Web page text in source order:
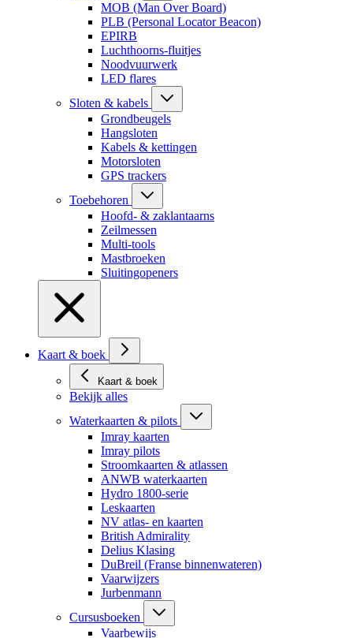
MOB (Man Over Board)
PLB (Personal Locator Beacon)
EPIRB
Luchthoorns-fluitjes
Noodvuurwerk
LED flares
Sloten & kabels
Grondbeugels
Hangsloten
Kabels & kettingen
Motorsloten
GPS trackers
Toebehoren
Hoofd- & zaklantaarns
Zeilmessen
Multi-tools
Mastbroeken
Sluitingopeners
Kaart & boek
Kaart & boek
Bekijk alles
Waterkaarten & pilots
Imray kaarten
Imray pilots
Stroomkaarten & atlassen
ANWB waterkaarten
Hydro 1800-serie
Leskaarten
NV atlas- en kaarten
British Admirality
Delius Klasing
DuBreil (Franse binnenwateren)
Vaarwijzers
Jurbenmann
Cursusboeken
Vaarbewijs